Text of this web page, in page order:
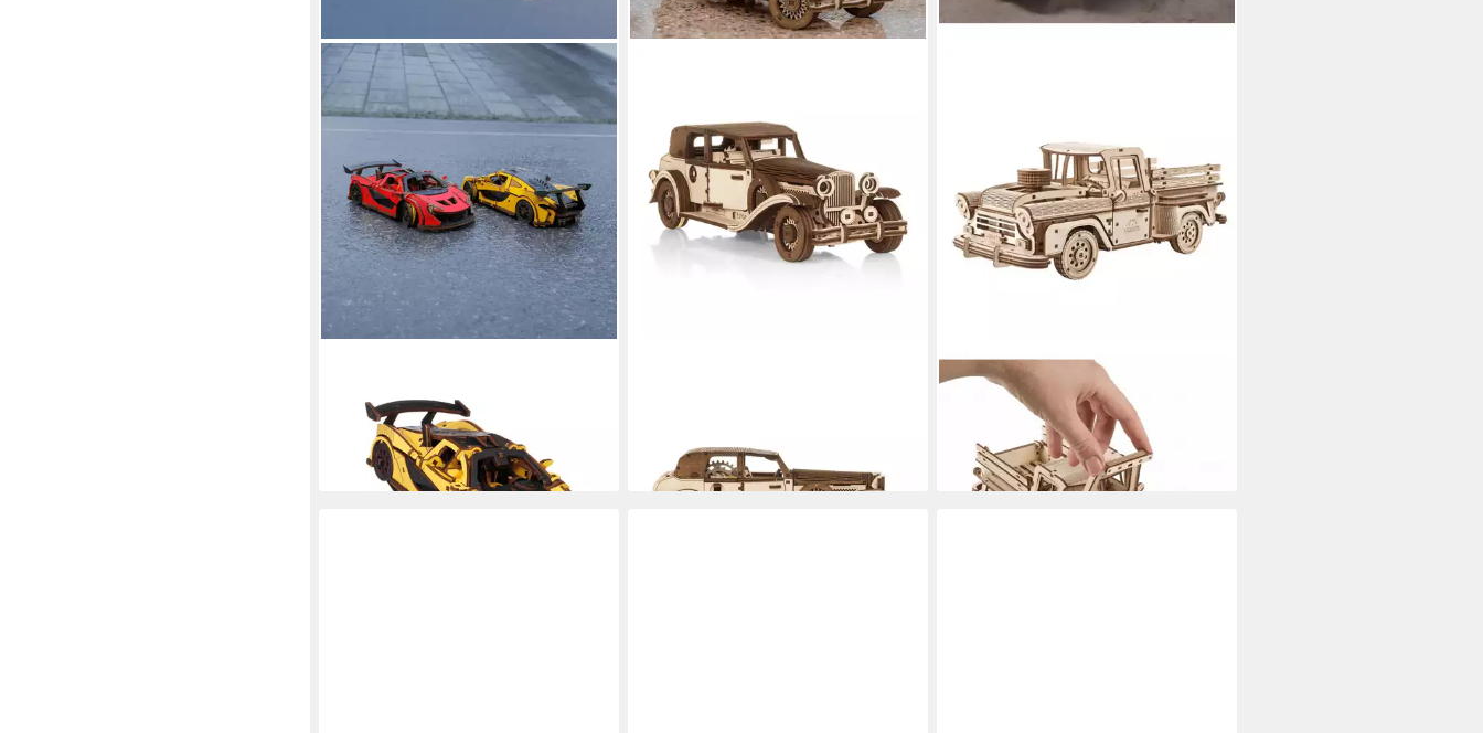
aus Holz, (237-tlg)
52,90 €
lieferbar - in 3-4 Werktagen bei dir lieferbar - in 3-4 Werktagen bei dir
UGEARS
Modellbausatz Pickup Lumberjack
aus Holz, (460-tlg)
ab 73,90 €
lieferbar - in 3-4 Werktagen bei dir